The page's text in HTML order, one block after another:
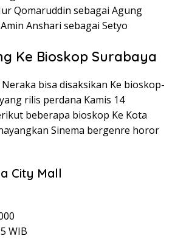
Qomaruddin sebagai Agung
Anshari sebagai Setyo
Ke Bioskop Surabaya
bisa disaksikan Ke bioskop-
rilis perdana Kamis 14
beberapa bioskop Ke Kota
Sinema bergenre horor
City Mall
WIB